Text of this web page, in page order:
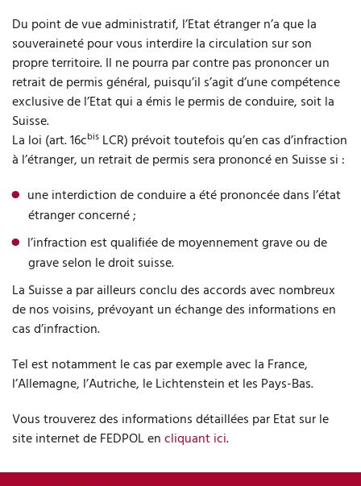
Du point de vue administratif, l’Etat étranger n’a que la
souveraineté pour vous interdire la circulation sur son
propre territoire. Il ne pourra par contre pas prononcer un
retrait de permis général, puisqu’il s’agit d’une compétence
exclusive de l’Etat qui a émis le permis de conduire, soit la
Suisse.
La loi (art. 16cbis LCR) prévoit toutefois qu’en cas d’infraction
à l’étranger, un retrait de permis sera prononcé en Suisse si :
une interdiction de conduire a été prononcée dans l’état
étranger concerné ;
l’infraction est qualifiée de moyennement grave ou de
grave selon le droit suisse.
La Suisse a par ailleurs conclu des accords avec nombreux
de nos voisins, prévoyant un échange des informations en
cas d’infraction.
Tel est notamment le cas par exemple avec la France,
l’Allemagne, l’Autriche, le Lichtenstein et les Pays-Bas.
Vous trouverez des informations détaillées par Etat sur le
site internet de FEDPOL encliquant ici.